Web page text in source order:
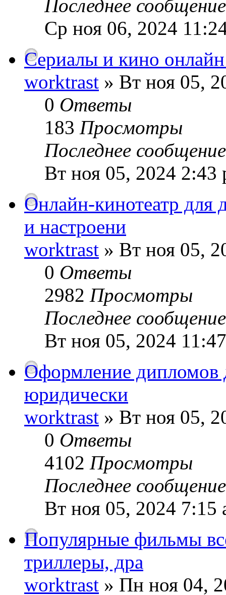
Последнее
Ср ноя 06, 2024
Сериалы и кино
worktrast » Вт ноя 05,
0 Ответы
183 Просмотры
Последнее
Вт ноя 05, 2024 2:43
Онлайн-кинотеатр
и настроени
worktrast » Вт ноя 05,
0 Ответы
2982 Просмотры
Последнее
Вт ноя 05, 2024
Оформление дипломов
юридически
worktrast » Вт ноя 05,
0 Ответы
4102 Просмотры
Последнее
Вт ноя 05, 2024 7:15
Популярные фильмы
триллеры, дра
worktrast » Пн ноя 04,